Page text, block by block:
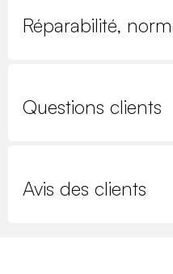
Réparabilité,
Questions clients
Avis des clients